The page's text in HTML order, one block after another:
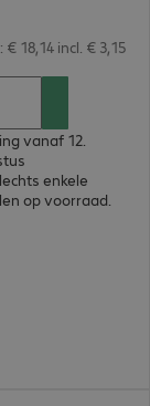
18,14 incl. € 3,15
vanaf 12.
enkele
op voorraad.